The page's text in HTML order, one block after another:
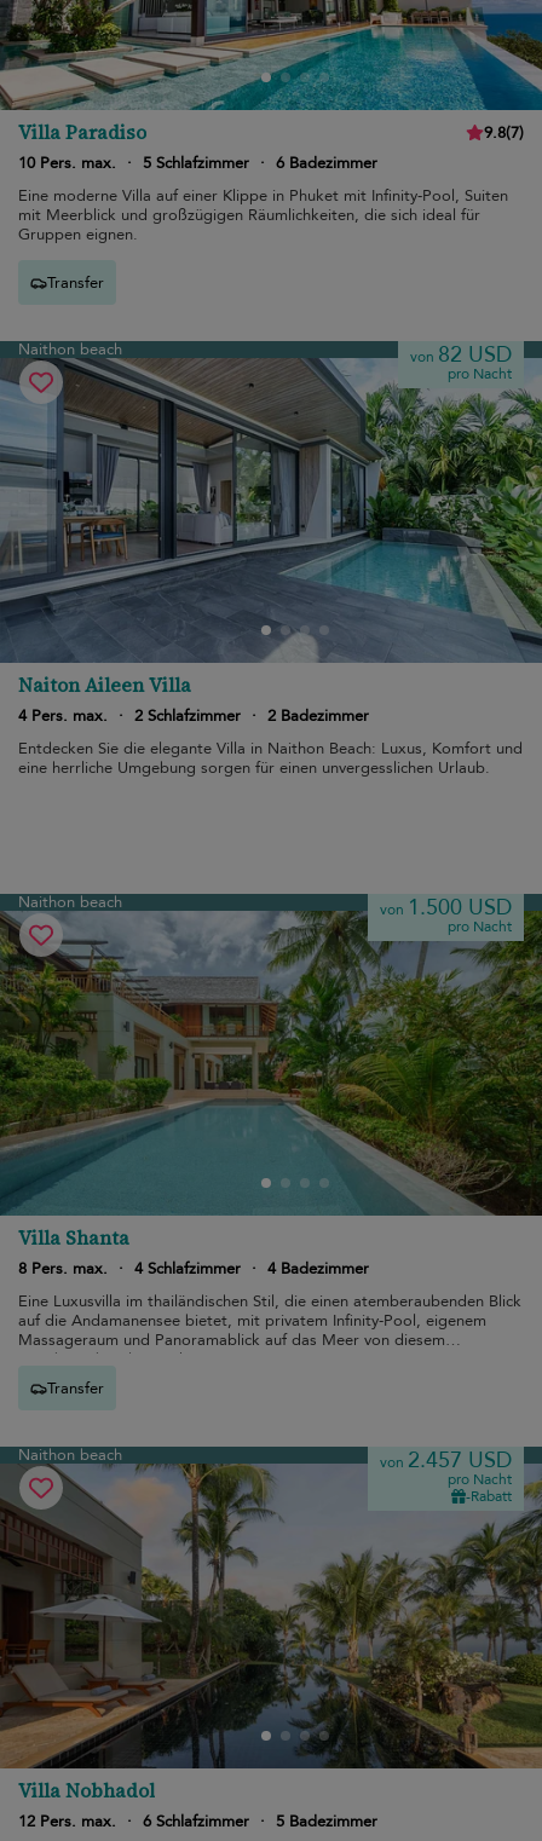
Villa Paradiso 9.8(7)
10 Pers. max.
· 5 Schlafzimmer · 6 Badezimmer
Eine moderne Villa auf einer Klippe in Phuket mit Infinity-Pool, Suiten
mit Meerblick und großzügigen Räumlichkeiten, die sich ideal für
Gruppen eignen.
Transfer
Naithon beach von 82 USD
pro Nacht
Naiton Aileen Villa
4 Pers. max. · 2 Schlafzimmer · 2 Badezimmer
Entdecken Sie die elegante Villa in Naithon Beach: Luxus, Komfort und
eine herrliche Umgebung sorgen für einen unvergesslichen Urlaub.
Naithon beach von 1.500 USD
pro Nacht
Villa Shanta
8 Pers. max. · 4 Schlafzimmer · 4 Badezimmer
Eine Luxusvilla im thailändischen Stil, die einen atemberaubenden Blick
auf die Andamanensee bietet, mit privatem Infinity-Pool, eigenem
Massageraum und Panoramablick auf das Meer von diesem
atemberaubenden Rückzugsort.
Transfer
Naithon beach von 2.457 USD
pro Nacht
-Rabatt
Villa Nobhadol
12 Pers. max. · 6 Schlafzimmer ·
5 Badezimmer